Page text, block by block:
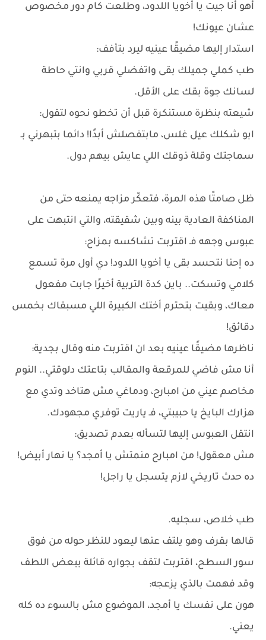
أهو أنا جيت يا أخويا اللدود، وطلعت كام دور مخصوص
عشان عيونك!
استدار إليها مضيقًا عينيه ليرد بتأفف:
طب كملي جميلك بقى واتفضلي قربي وانتي حاطة
لسانك جوة بقك على الأقل.
شيعته بنظرة مستنكرة قبل أن تخطو نحوه لتقول:
ابو شكلك عيل غلس، مابتفصلش أبدًا! دائما بتبهرني بـ
سماجتك وقلة ذوقك اللي عايش بيهم دول.
ظل صامتًا هذه المرة، فتعكّر مزاجه يمنعه حتى من
المناكفة العادية بينه وبين شقيقته، والتي انتبهت على
عبوس وجهه فـ اقتربت تشاكسه بمزاح:
ده إحنا نتحسد بقى يا أخويا اللدود! دي أول مرة تسمع
كلامي وتسكت.. باين كدة التربية أخيرًا جابت مفعول
معاك، وبقيت بتحترم أختك الكبيرة اللي مسبقاك بخمس
دقائق!
ناظرها مضيقًا عينيه بعد ان اقتربت منه وقال بجدية:
أنا مش فاضي للمرقعة والمقالب بتاعتك دلوقتي.. النوم
مخاصم عيني من امبارح، ودماغي مش هتاخد وتدي مع
هزارك البايخ يا حبيبتي، فـ ياريت توفري مجهودك.
انتقل العبوس إليها لتسأله بعدم تصديق:
مش معقول! من امبارح منمتش يا أمجد؟ يا نهار أبيض!
ده حدث تاريخي لازم يتسجل يا راجل!
طب خلاص، سجليه.
قالها بقرف وهو يلتف عنها ليعود للنظر حوله من فوق
سور السطح، اقتربت لتقف بجواره قائلة ببعض اللطف
وقد فهمت بالذي يزعجه:
هون على نفسك يا أمجد، الموضوع مش بالسوء ده كله
يعني.